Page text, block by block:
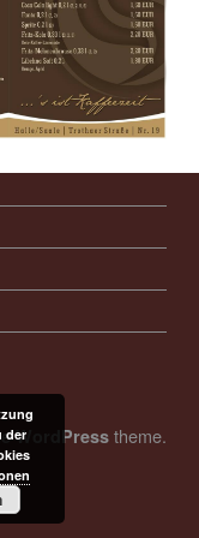
WordPresstheme.
der